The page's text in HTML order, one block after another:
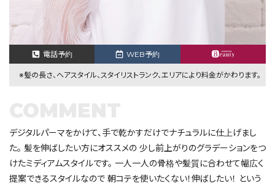
電話予約 WEB予約
※髪の長さ、ヘアスタイル、スタイリストランク、エリアにより料金がかわります。
デジタルパーマをかけて、手で乾かすだけでナチュラルに仕上げまし
た。 髪を伸ばしたい方にオススメの 少し前上がりのグラデーションをつ
けたミディアムスタイルです。 一人一人の骨格や髪質に合わせて幅広く
提案できるスタイルなので 朝コテを使いたくない！伸ばしたい！ という